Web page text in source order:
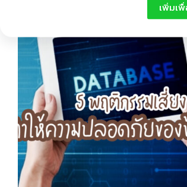
เพิ่มเ